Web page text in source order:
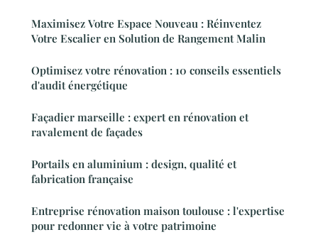
Maximisez Votre Espace Nouveau : Réinventez
Votre Escalier en Solution de Rangement Malin
Optimisez votre rénovation : 10 conseils essentiels
d'audit énergétique
Façadier marseille : expert en rénovation et
ravalement de façades
Portails en aluminium : design, qualité et
fabrication française
Entreprise rénovation maison toulouse : l'expertise
pour redonner vie à votre patrimoine